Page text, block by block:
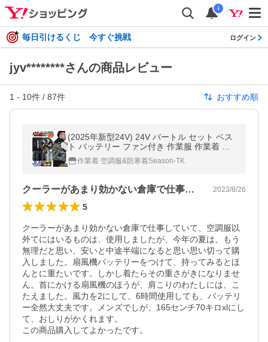
i
毎日引けるくじ 今すぐ挑戦 ログイン
jyv********さんの商品レビュー
1 - 10件 / 87件 おすすめ順
(2025年新型24V) 24V バートル セット ベス
ト バッテリー ファン付き 作業服 作業着 春
夏 空調作業服 空調 エアークラフト (即日出
荷) bt-ac2014-l
作業着 空調服&防寒着Season-TK
クーラーがあまり効かない倉庫で仕事して… 2023/8/26
5
クーラーがあまり効かない倉庫で仕事していて、空調服以
外てにはいるものは、使用しましたが、今年の夏は、もう
無理だと思い、安いと中途半端になると思い思い切って購
入しました。扇風機バッテリーをつけて、持ってみるとほ
んとに重たいです。しかし着たらその重さがきになりませ
ん。首にかける扇風機のほうが、肩こりのわたしには、こ
たえました。風力を2にして、6時間使用しても、バッテリ
ー全然大丈夫です。メンズでしが、165センチ70キロxlにし
て、おしりがかくれます。